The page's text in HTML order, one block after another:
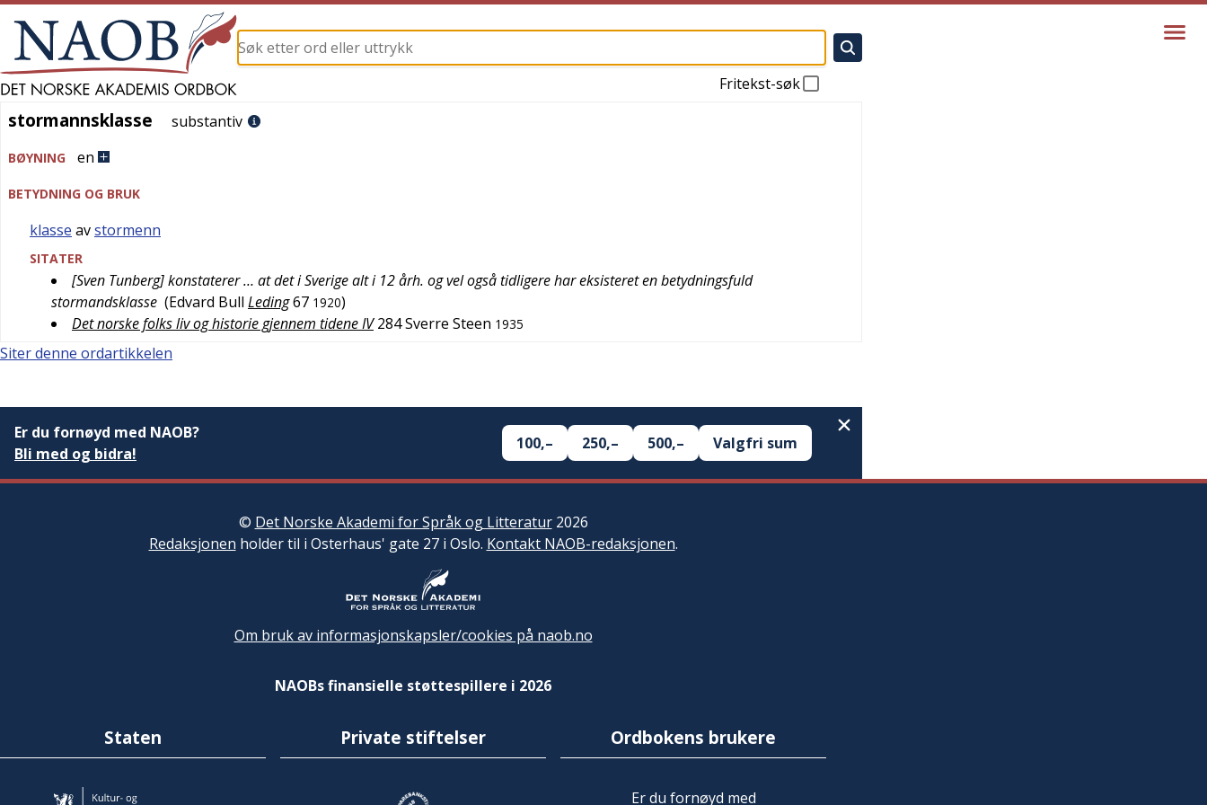
Fritekst-søk
stormannsklasse
stormannsklasse substantiv
BØYNING en
BETYDNING OG BRUK
klasse avstormenn
SITATER
[Sven Tunberg] konstaterer … at det i Sverige alt i 12 årh. og vel også tidligere har eksisteret en betydningsfuld
stormandsklasse (Edvard Bull Leding67 1920)
Det norske folks liv og historie gjennem tidene IV 284Sverre Steen 1935
Siter denne ordartikkelen
Er du fornøyd med NAOB?
Bli med og bidra!
100,– 250,– 500,– Valgfri sum
© Det Norske Akademi for Språk og Litteratur2026
Redaksjonen holder til i Osterhaus' gate 27 i Oslo. Kontakt NAOB-redaksjonen.
Om bruk av informasjonskapsler/cookies på naob.no
NAOBs finansielle støttespillere i 2026
Staten Private stiftelser Ordbokens brukere
Er du fornøyd med